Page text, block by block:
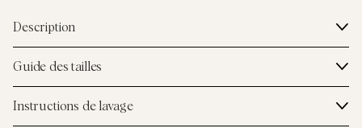
Description
Guide des tailles
Instructions de lavage